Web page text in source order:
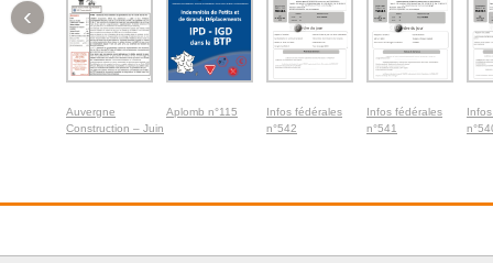
Auvergne
Construction – Juin
Aplomb n°115
Infos fédérales
n°542
Infos fédérales
n°541
‹